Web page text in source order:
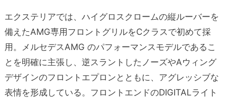
エクステリアでは、ハイグロスクロームの縦ルーバーを
備えたAMG専用フロントグリルをCクラスで初めて採
用。メルセデスAMG のパフォーマンスモデルであるこ
とを明確に主張し、逆スラントしたノーズやAウィング
デザインのフロントエプロンとともに、アグレッシブな
表情を形成している。フロントエンドのDIGITALライト